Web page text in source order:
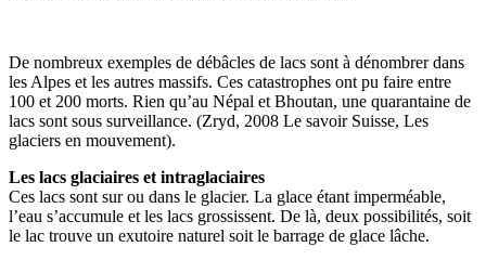
De nombreux exemples de débâcles de lacs sont à dénombrer dans
les Alpes et les autres massifs. Ces catastrophes ont pu faire entre
100 et 200 morts. Rien qu’au Népal et Bhoutan, une quarantaine de
lacs sont sous surveillance. (Zryd, 2008 Le savoir Suisse, Les
glaciers en mouvement).
Les lacs glaciaires et intraglaciaires
Ces lacs sont sur ou dans le glacier. La glace étant imperméable,
l’eau s’accumule et les lacs grossissent. De là, deux possibilités, soit
le lac trouve un exutoire naturel soit le barrage de glace lâche.